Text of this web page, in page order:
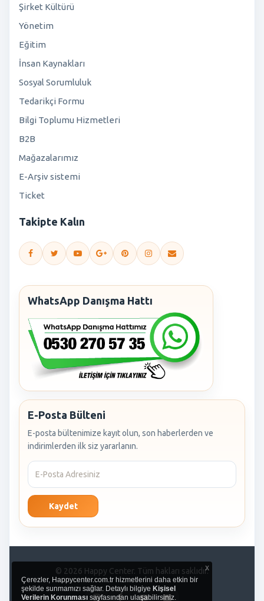
Şirket Kültürü
Yönetim
Eğitim
İnsan Kaynakları
Sosyal Sorumluluk
Tedarikçi Formu
Bilgi Toplumu Hizmetleri
B2B
Mağazalarımız
E-Arşiv sistemi
Ticket
Takipte Kalın
WhatsApp Danışma Hattı
E-Posta Bülteni
E-posta bültenimize kayıt olun, son haberlerden ve
indirimlerden ilk siz yararlanın.
Kaydet
© 2026 Happy Center. Tüm hakları saklıdır.
x
Çerezler, Happycenter.com.tr hizmetlerini daha etkin bir
şekilde sunmamızı sağlar. Detaylı bilgiye Kişisel
Verilerin Korunması sayfasından ulaşabilirsiniz.